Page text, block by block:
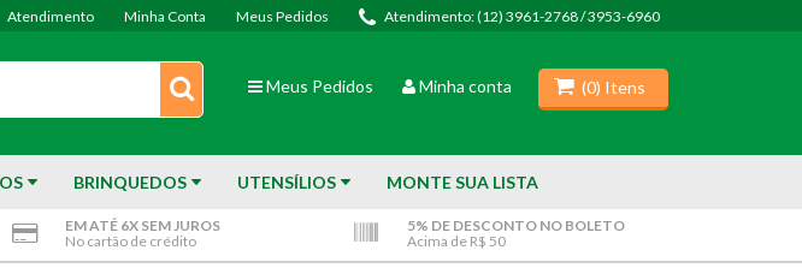
Atendimento Minha Conta Meus Pedidos Atendimento: (12) 3961-2768 / 3953-6960
Meus Pedidos Minha conta (0) Itens
BRINQUEDOS UTENSÍLIOS MONTE SUA LISTA
EM ATÉ 6X SEM JUROS
No cartão de crédito
5% DE DESCONTO NO BOLETO
Acima de R$ 50
(0) Itens